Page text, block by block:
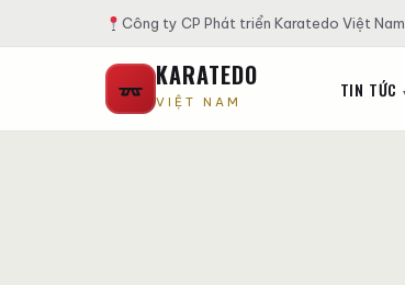
Công ty CP Phát triển Karatedo Việt Nam
KARATEDO
VIỆT NAM
TIN TỨC